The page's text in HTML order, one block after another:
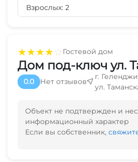
★★★★☆Гостевой дом
Дом под-ключ ул.
0.0 Нет отзывов
г.
ул.
Объект не подтвержден и
информационный характер
Если вы собственник,
Взрослых: 2